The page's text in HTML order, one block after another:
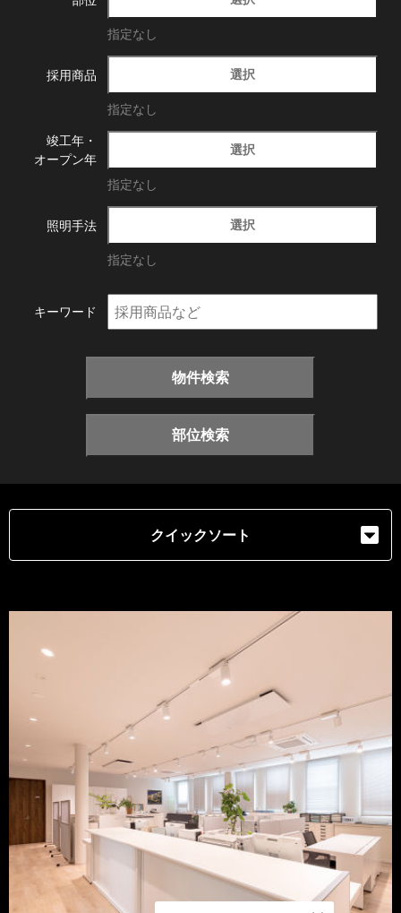
指定なし
採用商品 選択
指定なし
竣工年・
オープン年
選択
指定なし
照明手法 選択
指定なし
キーワード
物件検索
部位検索
クイックソート